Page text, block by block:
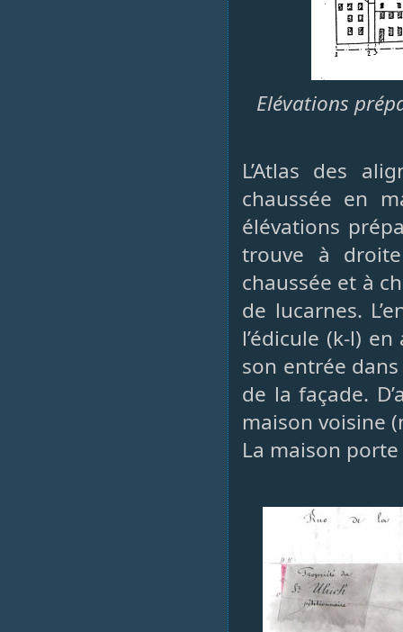
Elévations
L’Atlas des
chaussée en
élévations
trouve à
chaussée et à
de lucarnes.
l’édicule (k-l)
son entrée
de la façade.
maison voisine
La maison porte